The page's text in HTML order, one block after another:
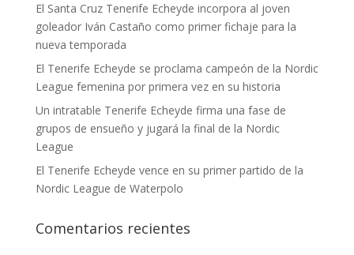
El Santa Cruz Tenerife Echeyde incorpora al joven
goleador Iván Castaño como primer fichaje para la
nueva temporada
El Tenerife Echeyde se proclama campeón de la Nordic
League femenina por primera vez en su historia
Un intratable Tenerife Echeyde firma una fase de
grupos de ensueño y jugará la final de la Nordic
League
El Tenerife Echeyde vence en su primer partido de la
Nordic League de Waterpolo
Comentarios recientes